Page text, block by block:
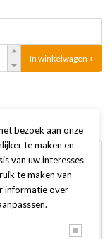
In winkelwagen +
en
slang met
bezoek aan onze
te maken en
van uw interesses
te maken van
informatie over